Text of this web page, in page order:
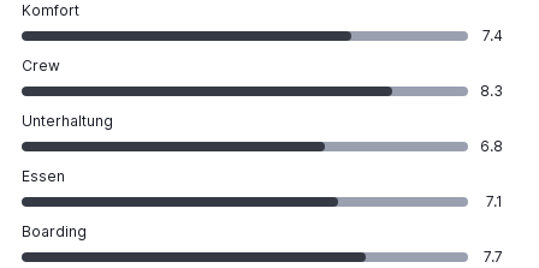
Komfort
7.4
Crew
8.3
Unterhaltung
6.8
Essen
7.1
Boarding
7.7